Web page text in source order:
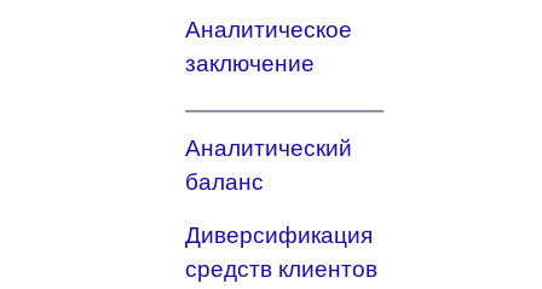
Аналитическое
заключение
Аналитический
баланс
Диверсификация
средств клиентов